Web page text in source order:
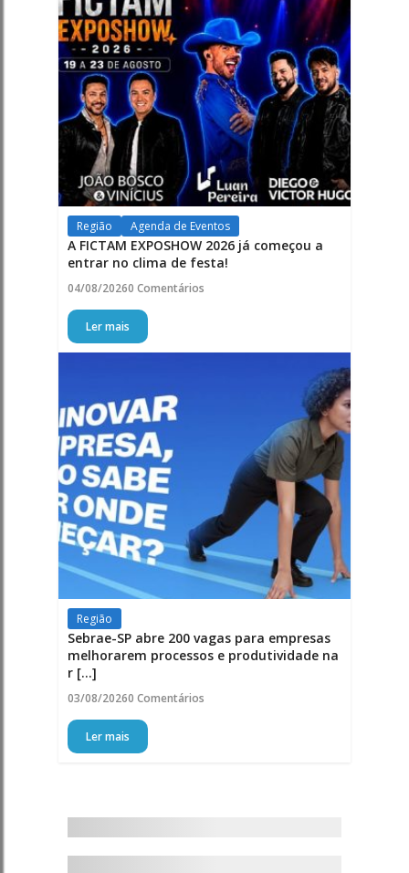
Região Agenda de Eventos
A FICTAM EXPOSHOW 2026 já começou a
entrar no clima de festa!
04/08/20260 Comentários
Ler mais
Região
Sebrae-SP abre 200 vagas para empresas
melhorarem processos e produtividade na
r [...]
03/08/20260 Comentários
Ler mais